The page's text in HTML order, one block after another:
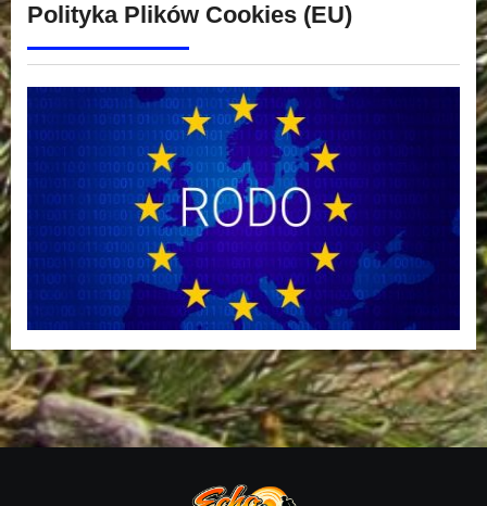
Polityka Plików Cookies (EU)